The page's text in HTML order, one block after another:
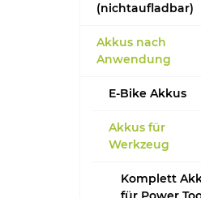
(nichtaufladbar)
Akkus nach
Anwendung
E-Bike Akkus
Akkus für
Werkzeug
Komplett